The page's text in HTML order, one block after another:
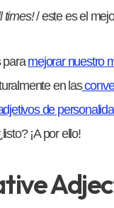
times!/ este es el
paramejorar nuestro
en las
de
¡A por ello!